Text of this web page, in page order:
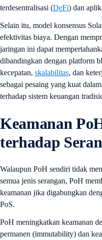
terdesentralisasi (DeFi) dan
Selain itu, model konsensus
efektivitas biaya. Dengan
jaringan ini dapat
dibandingkan dengan platform
kecepatan, skalabilitas, dan
sebagai pesaing yang kuat
terhadap sistem keuangan
Keamanan
terhadap
Walaupun PoH sendiri tidak
semua jenis serangan, PoH
keamanan jika digabungkan
PoS.
PoH meningkatkan keamanan
permanen (immutability) dan